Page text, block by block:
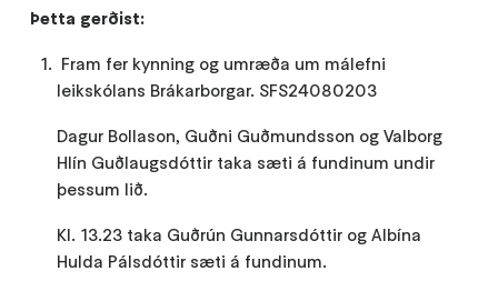
Þetta gerðist:
Fram fer kynning og umræða um málefni
leikskólans Brákarborgar. SFS24080203
Dagur Bollason, Guðni Guðmundsson og Valborg
Hlín Guðlaugsdóttir taka sæti á fundinum undir
þessum lið.
Kl. 13.23 taka Guðrún Gunnarsdóttir og Albína
Hulda Pálsdóttir sæti á fundinum.